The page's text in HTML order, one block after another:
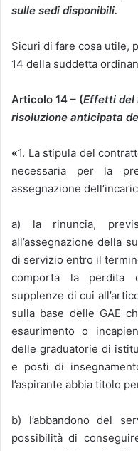
sulle sedi disponibili.
Sicuri di fare cosa utile,
14 della suddetta
Articolo 14 – (Effetti del
risoluzione anticipata
«1. La stipula del
necessaria per la
assegnazione
a) la rinuncia,
all’assegnazione della
di servizio entro il
comporta la perdita
supplenze di cui
sulla base delle GAE
esaurimento o
delle graduatorie di
e posti di
l’aspirante abbia titolo
b) l’abbandono del
possibilità di